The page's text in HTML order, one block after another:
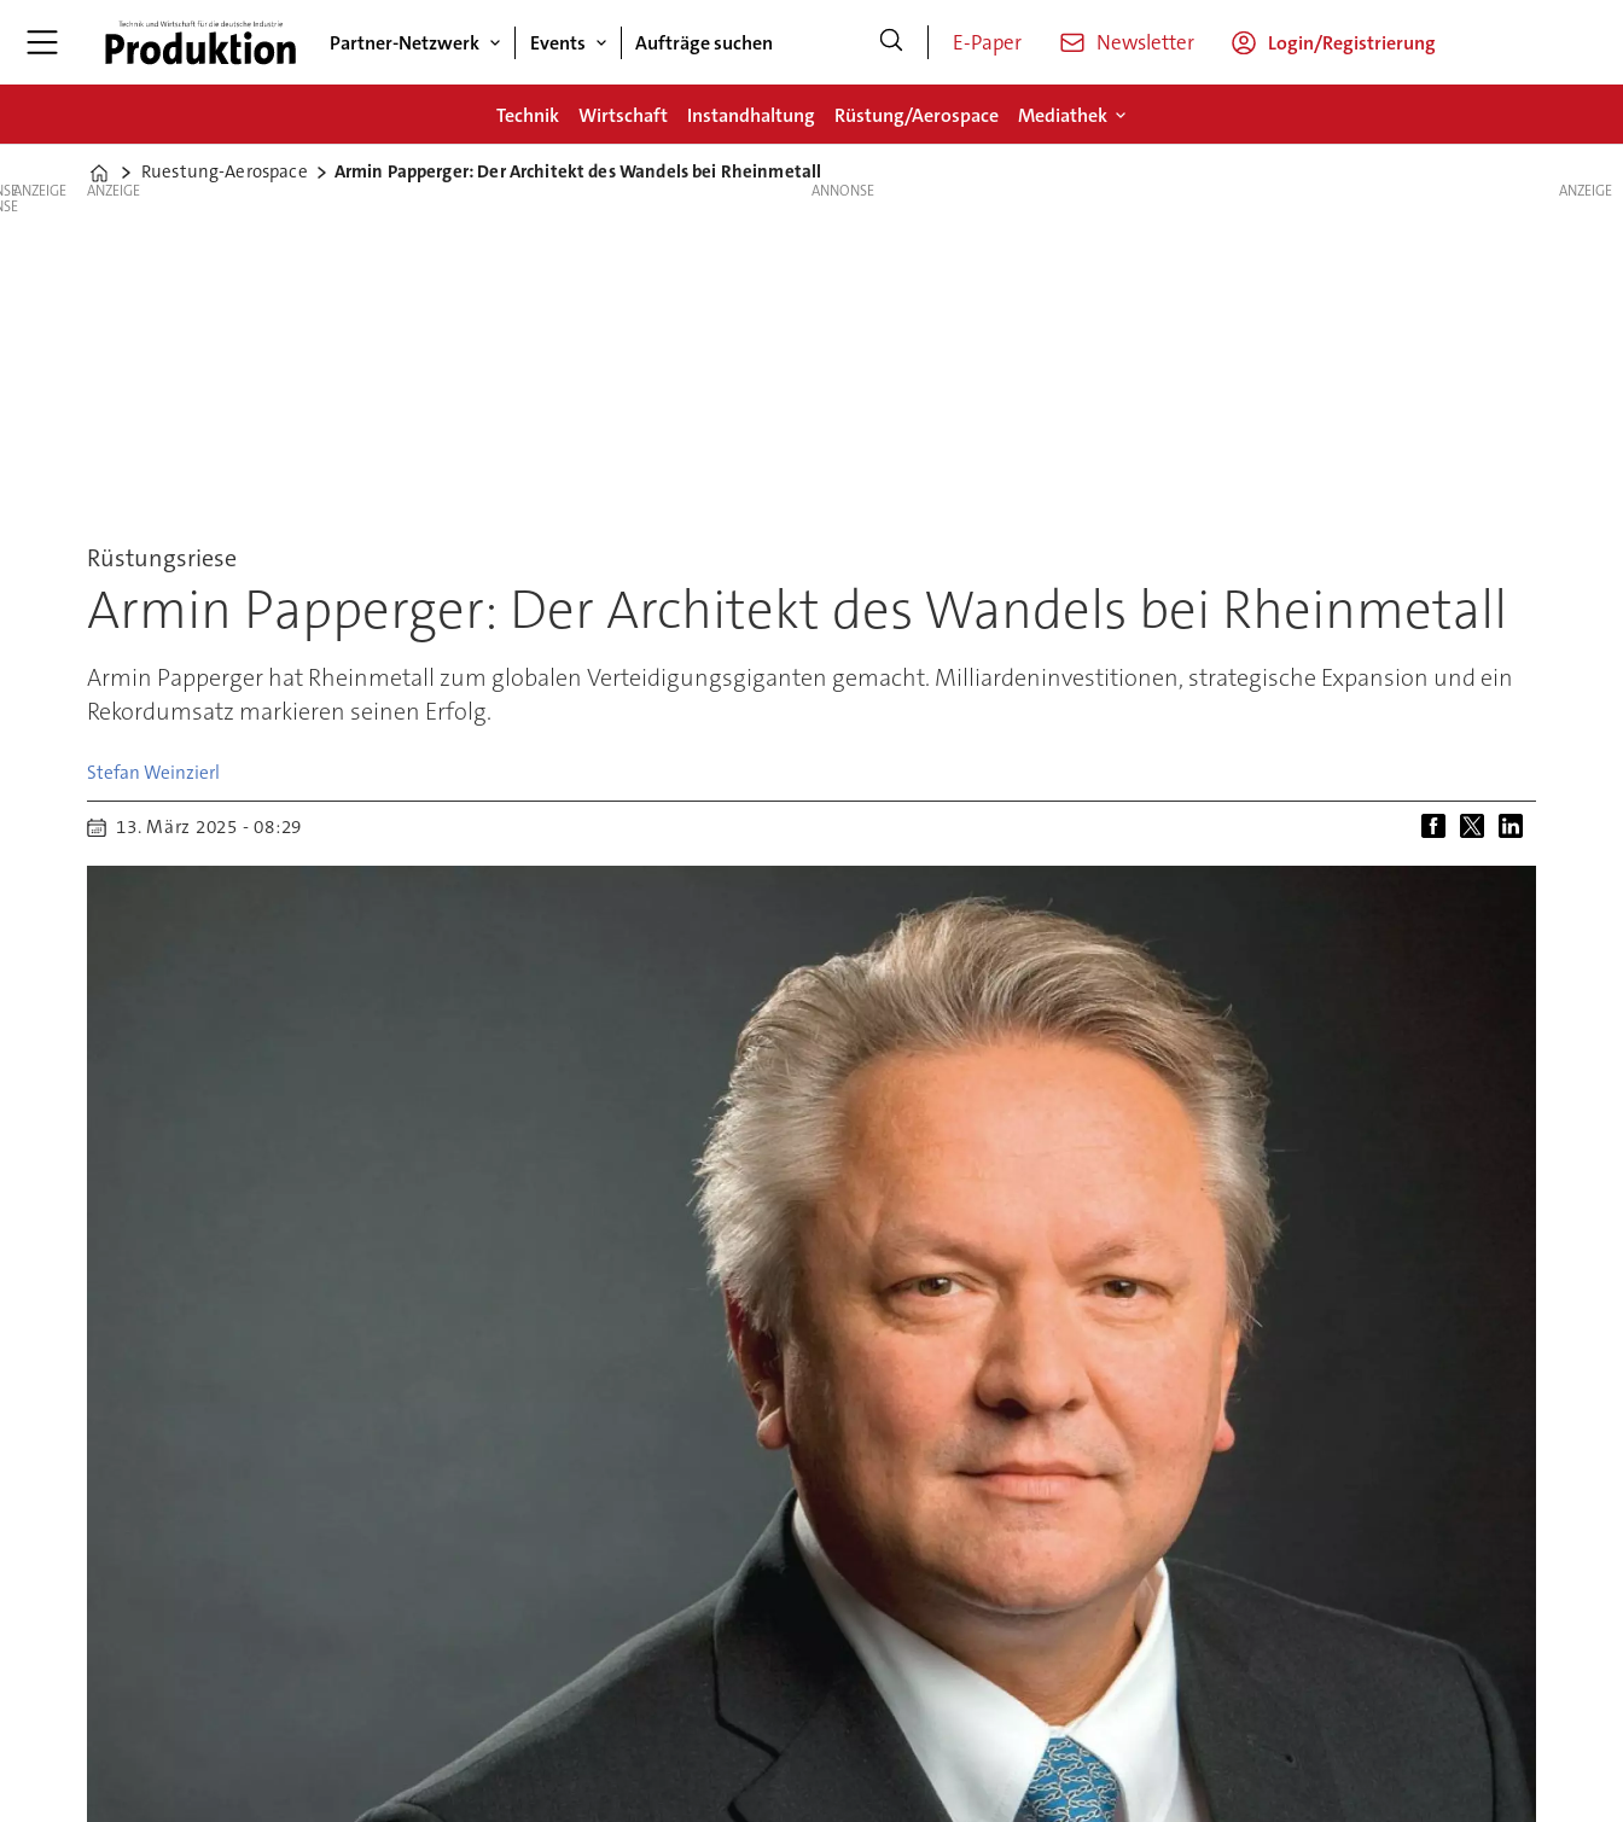
Partner-Netzwerk Events Aufträge suchen E-Paper Newsletter Login/Registrierung
Technik Wirtschaft Instandhaltung Rüstung/Aerospace Mediathek
Home
Ruestung-Aerospace Armin Papperger: Der Architekt des Wandels bei Rheinmetall
ANZEIGE ANZEIGE
Rüstungsriese
Armin Papperger: Der Architekt des Wandels bei Rheinmetall
Armin Papperger hat Rheinmetall zum globalen Verteidigungsgiganten gemacht. Milliardeninvestitionen, strategische Expansion und ein
Rekordumsatz markieren seinen Erfolg.
Stefan Weinzierl
13. März 2025 - 08:29
ANZEIGE